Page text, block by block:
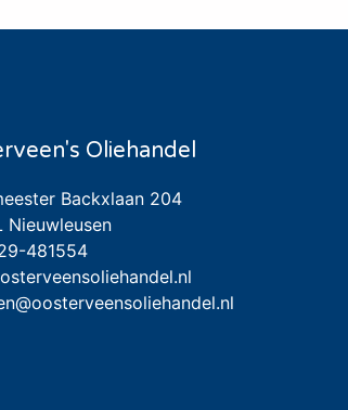
Oliehandel
Backxlaan 204
Nieuwleusen